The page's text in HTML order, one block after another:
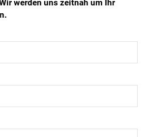
werden uns zeitnah um Ihr